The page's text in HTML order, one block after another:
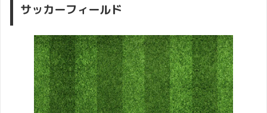
サッカーフィールド